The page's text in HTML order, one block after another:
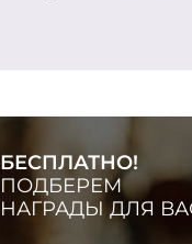
БЕСПЛАТНО!
ПОДБЕРЕМ
НАГРАДЫ ДЛЯ